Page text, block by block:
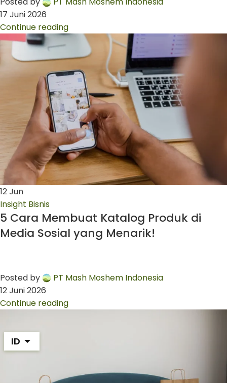
17 Juni 2026
Continue reading
12Jun
Insight Bisnis
5 Cara Membuat Katalog Produk di
Media Sosial yang Menarik!
Posted by
PT Mash Moshem Indonesia
12 Juni 2026
Continue reading
ID